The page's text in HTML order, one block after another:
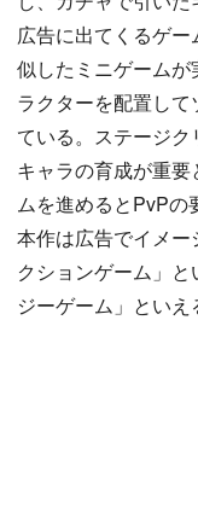
広告に出てくるゲ
似したミニゲーム
ラクターを配置し
ている。ステージク
キャラの育成が重
ムを進めるとPvPの
本作は広告でイメ
クションゲーム」
ジーゲーム」といえ